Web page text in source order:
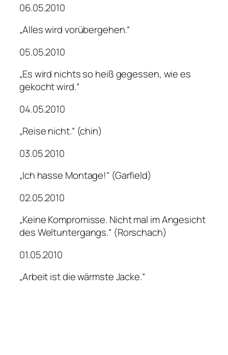
06.05.2010
„Alles wird vorübergehen.“
05.05.2010
„Es wird nichts so heiß gegessen, wie es
gekocht wird.“
04.05.2010
„Reise nicht.“ (chin)
03.05.2010
„Ich hasse Montage!“ (Garfield)
02.05.2010
„Keine Kompromisse. Nicht mal im Angesicht
des Weltuntergangs.“ (Rorschach)
01.05.2010
„Arbeit ist die wärmste Jacke.“